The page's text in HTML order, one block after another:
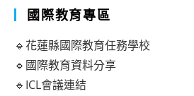
國際教育專區
🔹花蓮縣國際教育任務學校
🔹國際教育資料分享
🔹ICL會議連結